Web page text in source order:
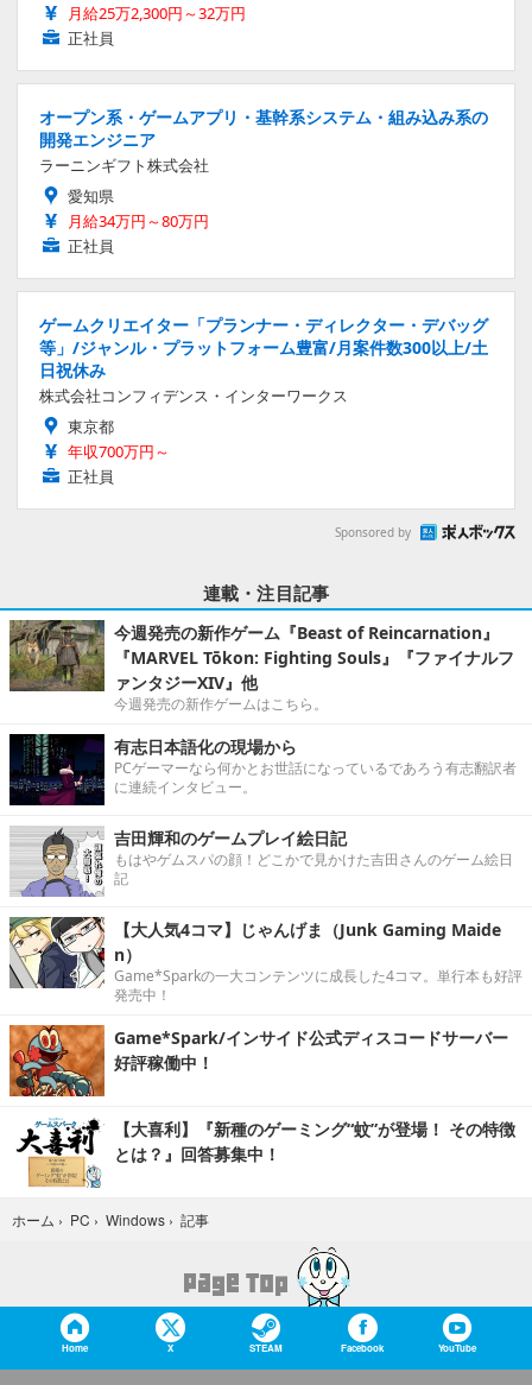
月給25万2,300円～32万円
正社員
オープン系・ゲームアプリ・基幹系システム・組み込み系の
開発エンジニア
ラーニンギフト株式会社
愛知県
月給34万円～80万円
正社員
ゲームクリエイター「プランナー・ディレクター・デバッグ
等」/ジャンル・プラットフォーム豊富/月案件数300以上/土
日祝休み
株式会社コンフィデンス・インターワークス
東京都
年収700万円～
正社員
Sponsored by
連載・注目記事
今週発売の新作ゲーム『Beast of Reincarnation』
『MARVEL Tōkon: Fighting Souls』『ファイナルフ
ァンタジーXIV』他
今週発売の新作ゲームはこちら。
有志日本語化の現場から
PCゲーマーなら何かとお世話になっているであろう有志翻訳者
に連続インタビュー。
吉田輝和のゲームプレイ絵日記
もはやゲムスパの顔！どこかで見かけた吉田さんのゲーム絵日
記
【大人気4コマ】じゃんげま（Junk Gaming Maide
n）
Game*Sparkの一大コンテンツに成長した4コマ。単行本も好評
発売中！
Game*Spark/インサイド公式ディスコードサーバー
好評稼働中！
【大喜利】『新種のゲーミング“蚊”が登場！ その特徴
とは？』回答募集中！
ホーム › PC › Windows › 記事
Home X STEAM Facebook YouTube